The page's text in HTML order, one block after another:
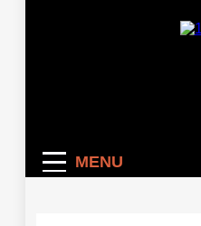
MENU